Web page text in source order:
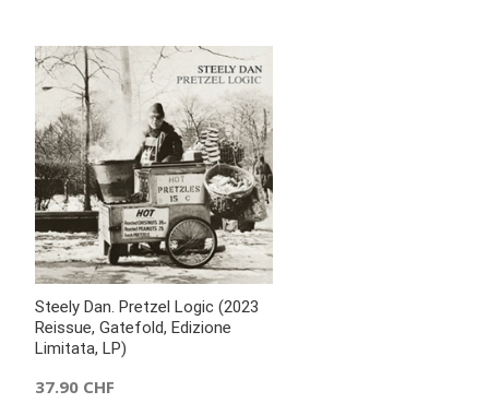
Steely Dan. Pretzel Logic (2023
Reissue, Gatefold, Edizione
Limitata, LP)
37.90 CHF